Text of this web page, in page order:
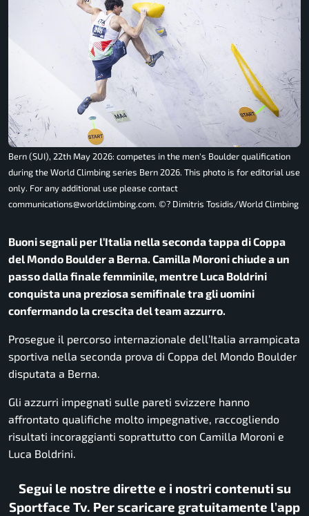
Bern (SUI), 22th May 2026: competes in the men's Boulder qualification
during the World Climbing series Bern 2026. This photo is for editorial use
only. For any additional use please contact
communications@worldclimbing.com. ©? Dimitris Tosidis/World Climbing
Buoni segnali per l’Italia nella seconda tappa di Coppa
del Mondo Boulder a Berna. Camilla Moroni chiude a un
passo dalla finale femminile, mentre Luca Boldrini
conquista una preziosa semifinale tra gli uomini
confermando la crescita del team azzurro.
Prosegue il percorso internazionale dell’Italia arrampicata
sportiva nella seconda prova di Coppa del Mondo Boulder
disputata a Berna.
Gli azzurri impegnati sulle pareti svizzere hanno
affrontato qualifiche molto impegnative, raccogliendo
risultati incoraggianti soprattutto con Camilla Moroni e
Luca Boldrini.
Segui le nostre dirette e i nostri contenuti su
Sportface Tv. Per scaricare gratuitamente l’app